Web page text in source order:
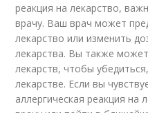
реакция на лекарство,
врачу. Ваш врач может
лекарство или изменить
лекарства. Вы также
лекарств, чтобы
лекарстве. Если вы
аллергическая реакция на